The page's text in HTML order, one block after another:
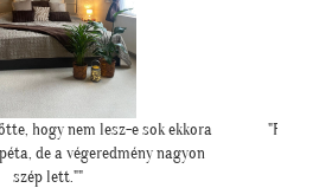
az eredmény magáért
beszél!:)"
H. Anita